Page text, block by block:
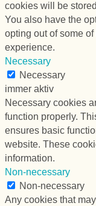
cookies will be
You also have the
opting out of some
experience.
Necessary
Necessary
immer aktiv
Necessary cookies
function properly.
ensures basic
website. These
information.
Non-necessary
Non-necessary
Any cookies that